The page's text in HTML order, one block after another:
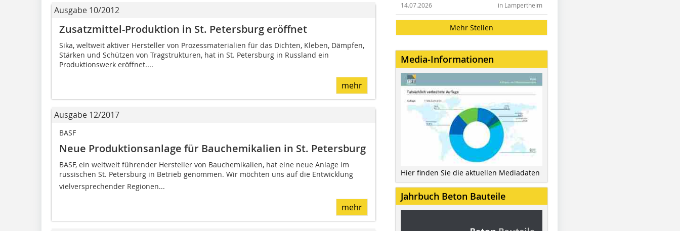
Ausgabe 10/2012
Zusatzmittel-Produktion in St. Petersburg eröffnet
Sika, weltweit aktiver Hersteller von Prozessmaterialien für das Dichten, Kleben, Dämpfen,
Stärken und Schützen von Tragstrukturen, hat in St. Petersburg in Russland ein
Produktionswerk eröffnet....
mehr
Ausgabe 12/2017
BASF
Neue Produktionsanlage für Bauchemikalien in St. Petersburg
BASF, ein weltweit führender Hersteller von Bauchemikalien, hat eine neue Anlage im
russischen St. Petersburg in Betrieb genommen. Wir möchten uns auf die Entwicklung
vielversprechender Regionen...
mehr
in Lampertheim
14.07.2026
Mehr Stellen
Media-Informationen
Hier finden Sie die aktuellen Mediadaten
Jahrbuch Beton Bauteile